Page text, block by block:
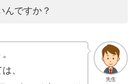
んですか？
先生
、